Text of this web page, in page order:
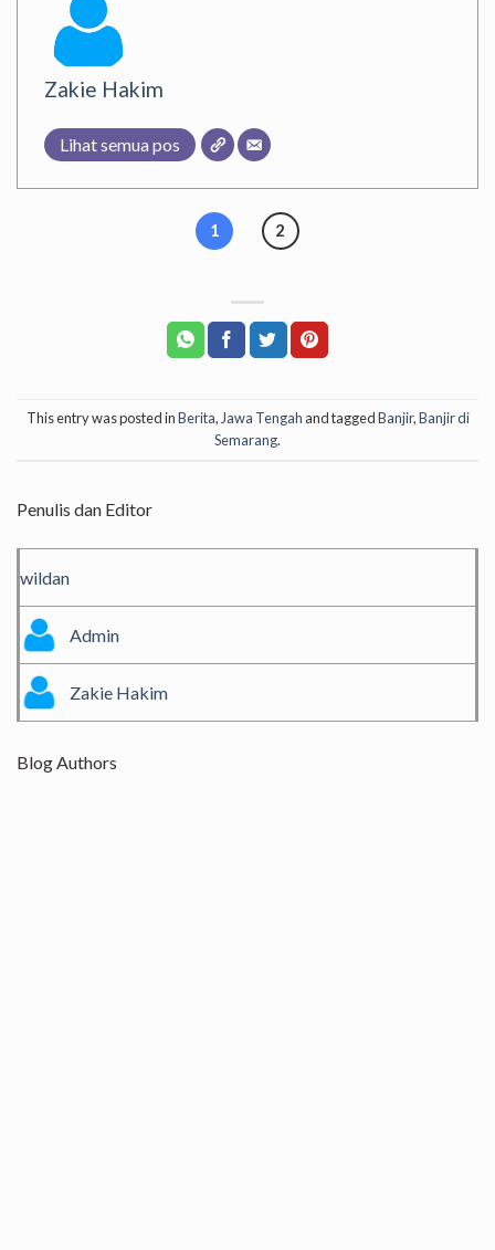
Zakie Hakim
Lihat semua pos
1 2
This entry was posted inBerita,Jawa Tengah and taggedBanjir,Banjir di
Semarang.
Penulis dan Editor
wildan
Admin
Zakie Hakim
Blog Authors